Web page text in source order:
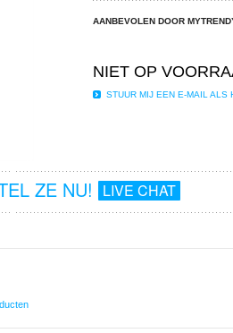
AANBEVOLEN DOOR
NIET OP
STUUR MIJ EEN E-MAIL ALS
ZE NU! LIVE CHAT